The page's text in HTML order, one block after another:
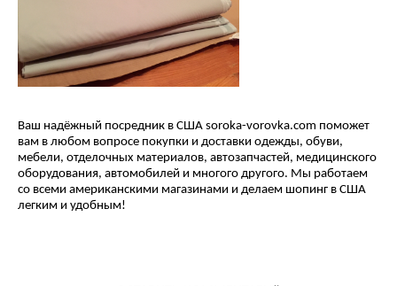
Ваш надёжный посредник в США soroka-vorovka.com поможет
вам в любом вопросе покупки и доставки одежды, обуви,
мебели, отделочных материалов, автозапчастей, медицинского
оборудования, автомобилей и многого другого. Мы работаем
со всеми американскими магазинами и делаем шопинг в США
легким и удобным!